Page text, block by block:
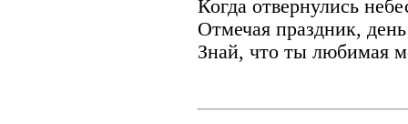
Когда отвернулись
Отмечая праздник,
Знай, что ты любимая